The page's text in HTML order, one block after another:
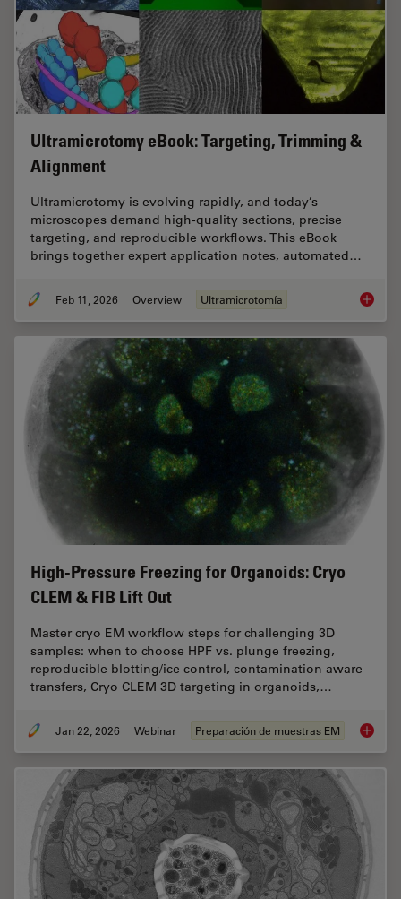
Ultramicrotomy eBook: Targeting, Trimming &
Alignment
Ultramicrotomy is evolving rapidly, and today’s
microscopes demand high‑quality sections, precise
targeting, and reproducible workflows. This eBook
brings together expert application notes, automated…
Feb 11, 2026 Overview Ultramicrotomía
High-Pressure Freezing for Organoids: Cryo
CLEM & FIB Lift Out
Master cryo EM workflow steps for challenging 3D
samples: when to choose HPF vs. plunge freezing,
reproducible blotting/ice control, contamination aware
transfers, Cryo CLEM 3D targeting in organoids,…
Jan 22, 2026 Webinar Preparación de muestras EM High-